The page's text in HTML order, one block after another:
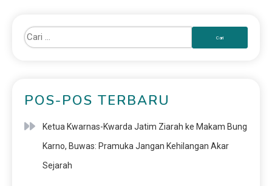
POS-POS TERBARU
Ketua Kwarnas-Kwarda Jatim Ziarah ke Makam Bung
Karno, Buwas: Pramuka Jangan Kehilangan Akar
Sejarah